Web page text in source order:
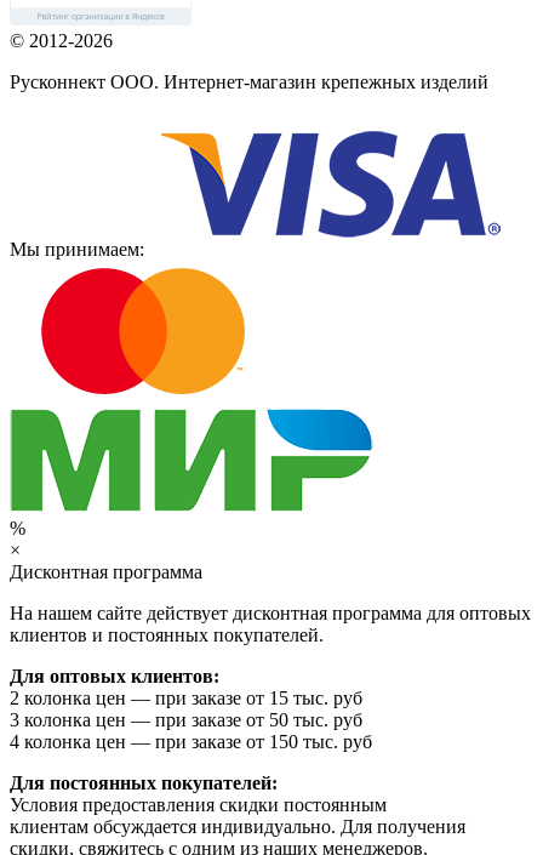
© 2012-2026
Русконнект ООО. Интернет-магазин крепежных изделий
Мы принимаем:
%
×
Дисконтная программа
На нашем сайте действует дисконтная программа для оптовых
клиентов и постоянных покупателей.
Для оптовых клиентов:
2 колонка цен — при заказе от 15 тыс. руб
3 колонка цен — при заказе от 50 тыс. руб
4 колонка цен — при заказе от 150 тыс. руб
Для постоянных покупателей:
Условия предоставления скидки постоянным
клиентам обсуждается индивидуально. Для получения
скидки, свяжитесь с одним из наших менеджеров.